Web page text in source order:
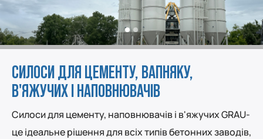
СИЛОСИ ДЛЯ ЦЕМЕНТУ, ВАПНЯКУ,
В'ЯЖУЧИХ І НАПОВНЮВАЧІВ
Силоси для цементу, наповнювачів і в'яжучих GRAU-
це ідеальне рішення для всіх типів бетонних заводів,